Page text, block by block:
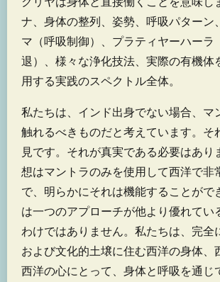
ナ、身体の整列、姿勢、呼吸パターン
マ（呼吸制御）、プラティヤーハーラ
退）、様々な浄化技法、実際の有機体
用する実践のスペクトル全体。
私たちは、インド出身でない場合、マ
触れるべきものだと考えています。そ
見です。それが真実である必要はあり
想はマントラのみを使用して西洋で非
で、明らかにそれは機能することがで
は一つのアプローチが他より優れてい
わけではありません。私たちは、完全
および文化的土壌に住む西洋の身体、
西洋の心にとって、身体と呼吸を通じ